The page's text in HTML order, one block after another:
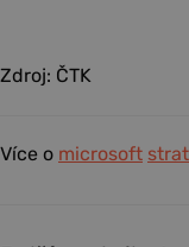
Zdroj: ČTK
Více o microsoft